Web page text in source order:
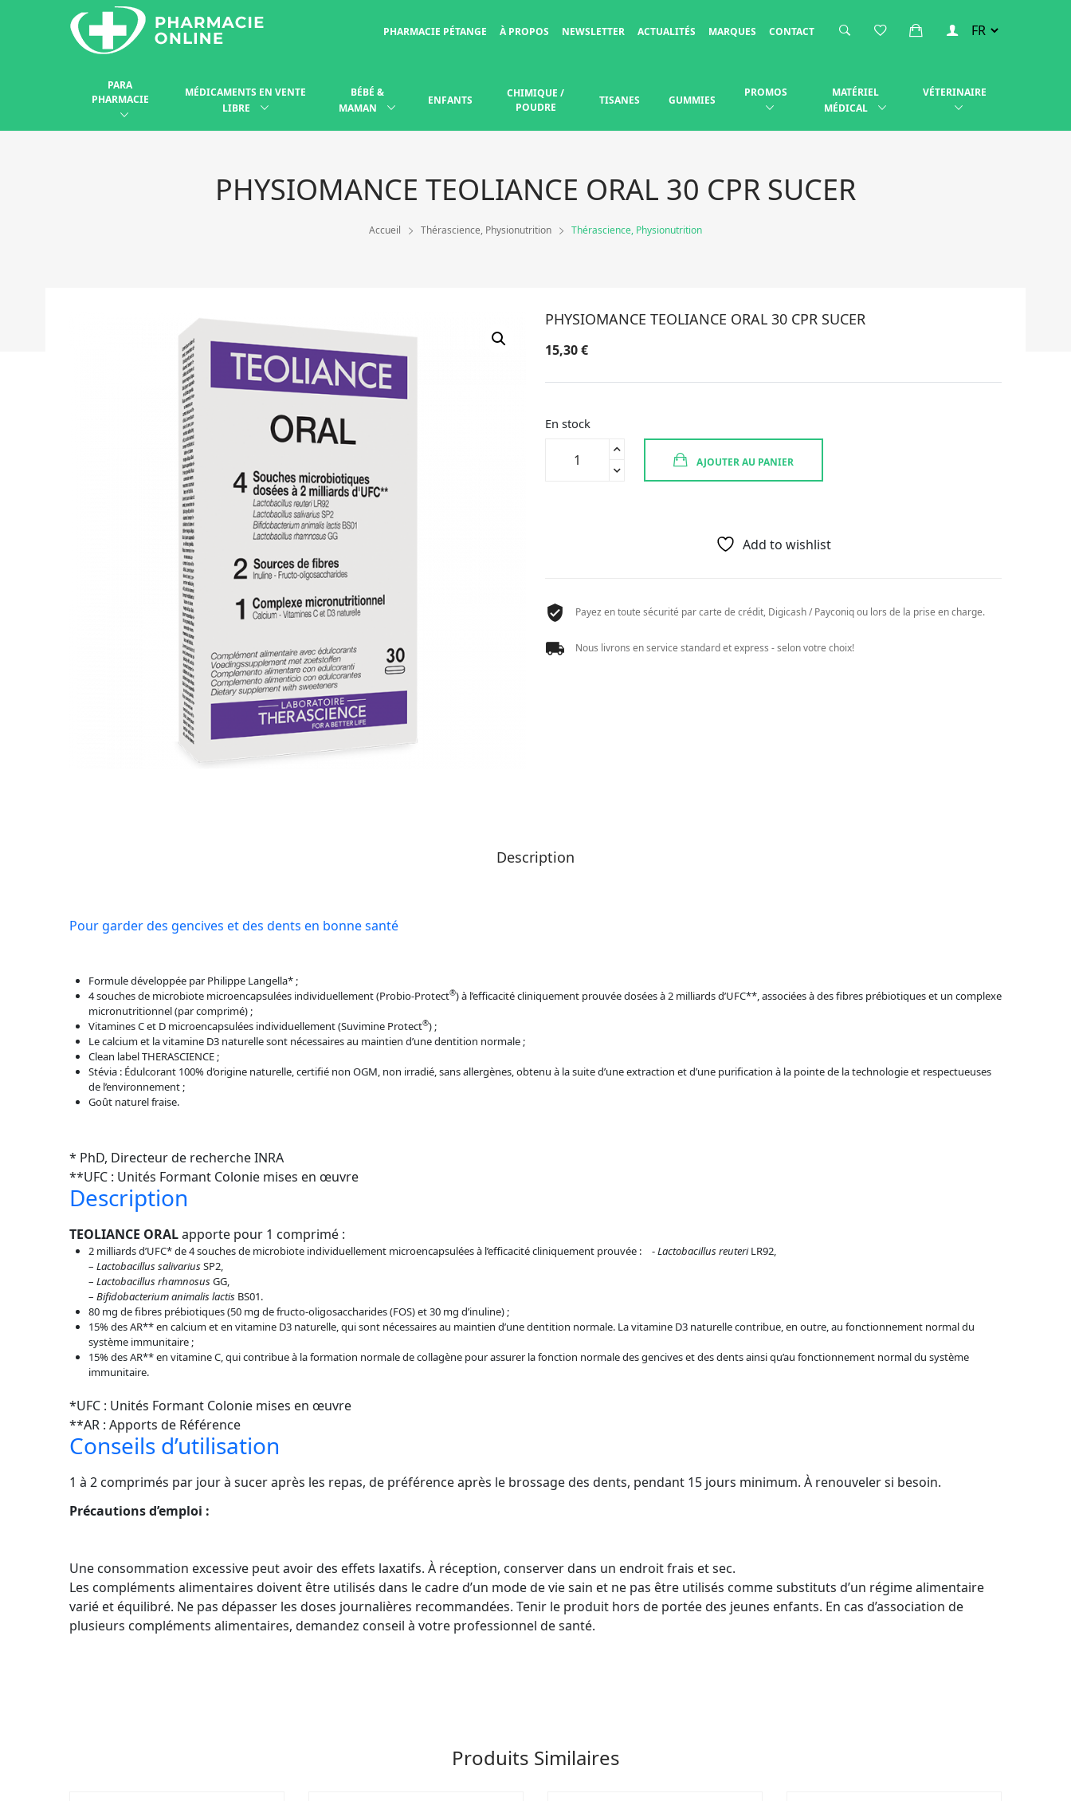
PHARMACIE PÉTANGE À PROPOS NEWSLETTER ACTUALITÉS MARQUES CONTACT
PARA
PHARMACIE
MÉDICAMENTS EN VENTE
LIBRE
BÉBÉ &
MAMAN
ENFANTS
CHIMIQUE /
POUDRE
TISANES GUMMIES
PROMOS
MATÉRIEL
MÉDICAL
VÉTERINAIRE
PHYSIOMANCE TEOLIANCE ORAL 30 CPR SUCER
Accueil Thérascience, Physionutrition Thérascience, Physionutrition
PHYSIOMANCE TEOLIANCE ORAL 30 CPR SUCER
15,30€
En stock
AJOUTER AU PANIER
Add to wishlist
Payez en toute sécurité par carte de crédit, Digicash / Payconiq ou lors de la prise en charge.
Nous livrons en service standard et express - selon votre choix!
Description
Pour garder des gencives et des dents en bonne santé
Formule développée par Philippe Langella* ;
4 souches de microbiote microencapsulées individuellement (Probio-Protect®) à l’efficacité cliniquement prouvée dosées à 2 milliards d’UFC**, associées à des fibres prébiotiques et un complexe
micronutritionnel (par comprimé) ;
Vitamines C et D microencapsulées individuellement (Suvimine Protect®) ;
Le calcium et la vitamine D3 naturelle sont nécessaires au maintien d’une dentition normale ;
Clean label THERASCIENCE ;
Stévia : Édulcorant 100% d’origine naturelle, certifié non OGM, non irradié, sans allergènes, obtenu à la suite d’une extraction et d’une purification à la pointe de la technologie et respectueuses
de l’environnement ;
Goût naturel fraise.
* PhD, Directeur de recherche INRA
**UFC : Unités Formant Colonie mises en œuvre
Description
TEOLIANCE ORALapporte pour 1 comprimé :
2 milliards d’UFC* de 4 souches de microbiote individuellement microencapsulées à l’efficacité cliniquement prouvée : -Lactobacillus reuteriLR92,
– Lactobacillus salivariusSP2,
– Lactobacillus rhamnosusGG,
– Bifidobacterium animalis lactis BS01.
80 mg de fibres prébiotiques (50 mg de fructo-oligosaccharides (FOS) et 30 mg d’inuline) ;
15% des AR** en calcium et en vitamine D3 naturelle, qui sont nécessaires au maintien d’une dentition normale. La vitamine D3 naturelle contribue, en outre, au fonctionnement normal du
système immunitaire ;
15% des AR** en vitamine C, qui contribue à la formation normale de collagène pour assurer la fonction normale des gencives et des dents ainsi qu’au fonctionnement normal du système
immunitaire.
*UFC : Unités Formant Colonie mises en œuvre
**AR : Apports de Référence
Conseils d’utilisation
1 à 2 comprimés par jour à sucer après les repas, de préférence après le brossage des dents, pendant 15 jours minimum. À renouveler si besoin.
Précautions d’emploi :
Une consommation excessive peut avoir des effets laxatifs. À réception, conserver dans un endroit frais et sec.
Les compléments alimentaires doivent être utilisés dans le cadre d’un mode de vie sain et ne pas être utilisés comme substituts d’un régime alimentaire
varié et équilibré. Ne pas dépasser les doses journalières recommandées. Tenir le produit hors de portée des jeunes enfants. En cas d’association de
plusieurs compléments alimentaires, demandez conseil à votre professionnel de santé.
Produits Similaires